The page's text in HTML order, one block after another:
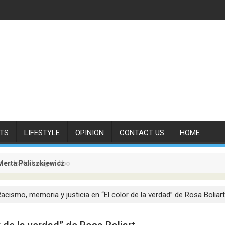
LIFESTYLE OPINION CONTACT US HOME
Paliszkiewicz
Is No Longer About Carrying Passengers. It Is About
memoria y justicia en “El color de la verdad” de Rosa Boliart